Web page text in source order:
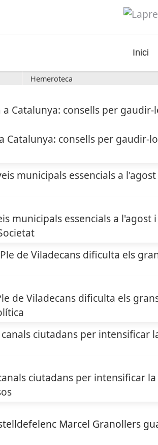
Inici
Hemeroteca
Catalunya: consells per gaudir-
municipals essencials a l'agost
de Viladecans dificulta els
ciutadans per intensificar